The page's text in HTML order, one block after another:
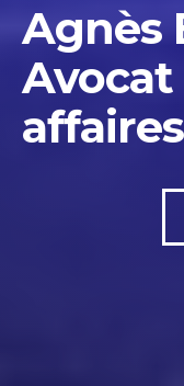
Agnès